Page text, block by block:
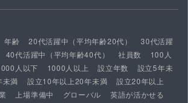
年齢 20代活躍中（平均年齢20代）
30代活躍
40代活躍中（平均年齢40代） 社員数
100人
人以下 1000人以上 設立年数
設立5年未
未満 設立10年以上20年未満
設立20年以上
上場準備中 グローバル
英語が活かせる